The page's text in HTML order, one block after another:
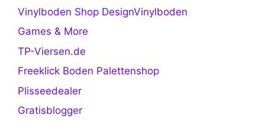
Vinylboden Shop DesignVinylboden
Games & More
TP-Viersen.de
Freeklick Boden Palettenshop
Plisseedealer
Gratisblogger